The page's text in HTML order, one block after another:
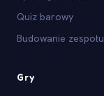
Quiz barowy
Budowanie zespołu
Gry